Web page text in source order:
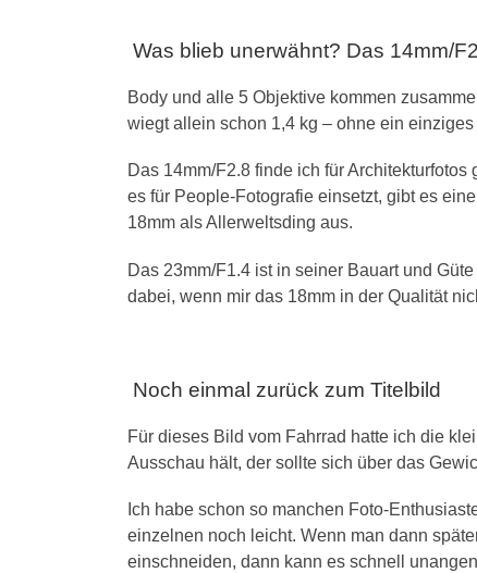
Was blieb unerwähnt? Das 14mm/
Body und alle 5 Objektive kommen
wiegt allein schon 1,4 kg – ohne ein einziges
Das 14mm/F2.8 finde ich für
es für People-Fotografie einsetzt, gibt es
18mm als Allerweltsding aus.
Das 23mm/F1.4 ist in seiner Bauart und
dabei, wenn mir das 18mm in der Qualität
Noch einmal zurück zum Titelbild
Für dieses Bild vom Fahrrad hatte ich die
Ausschau hält, der sollte sich über das
Ich habe schon so manchen Foto-
einzelnen noch leicht. Wenn man dann
einschneiden, dann kann es schnell